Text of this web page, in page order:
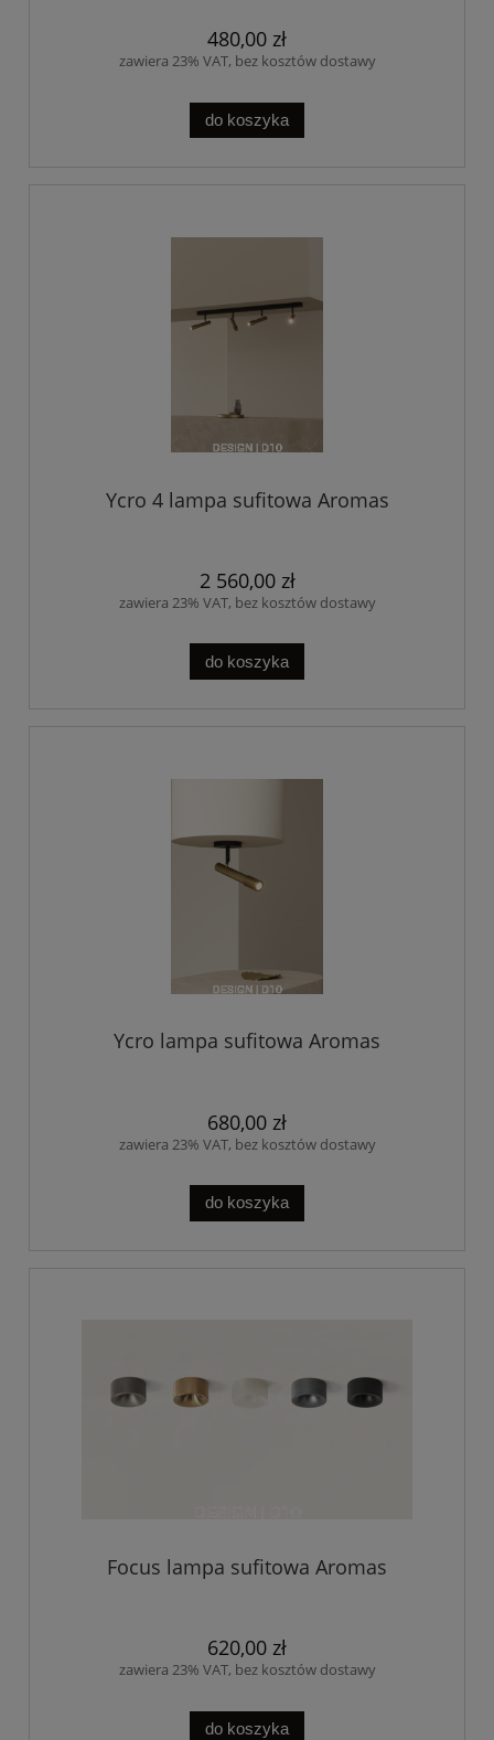
480,00 zł
zawiera 23% VAT, bez kosztów dostawy
do koszyka
Ycro 4 lampa sufitowa Aromas
2 560,00 zł
zawiera 23% VAT, bez kosztów dostawy
do koszyka
Ycro lampa sufitowa Aromas
680,00 zł
zawiera 23% VAT, bez kosztów dostawy
do koszyka
Focus lampa sufitowa Aromas
620,00 zł
zawiera 23% VAT, bez kosztów dostawy
do koszyka